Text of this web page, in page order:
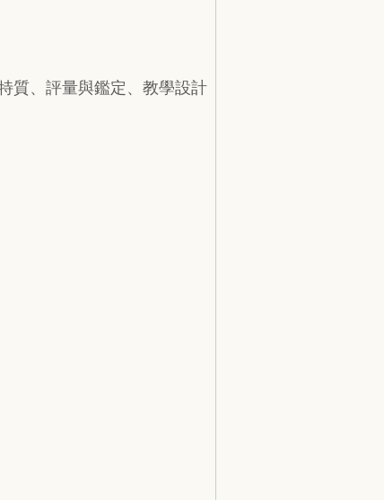
質、評量與鑑定、教學設計